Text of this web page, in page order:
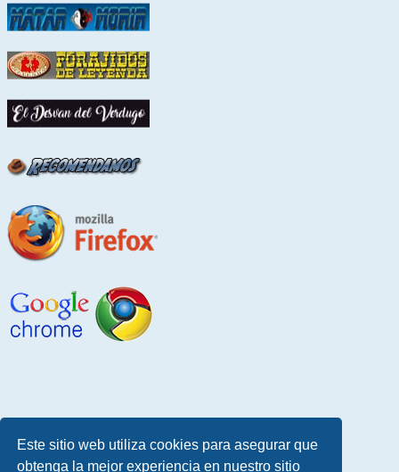
Este sitio web utiliza cookies para asegurar que
obtenga la mejor experiencia en nuestro sitio